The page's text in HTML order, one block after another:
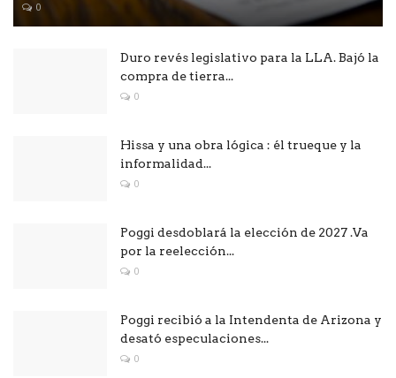
0
Duro revés legislativo para la LLA. Bajó la
compra de tierra...
0
Hissa y una obra lógica : él trueque y la
informalidad...
0
Poggi desdoblará la elección de 2027 .Va
por la reelección...
0
Poggi recibió a la Intendenta de Arizona y
desató especulaciones...
0